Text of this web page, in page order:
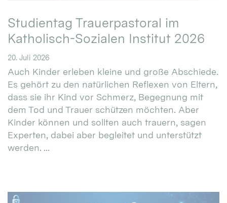
Studientag Trauerpastoral im
Katholisch-Sozialen Institut 2026
20. Juli 2026
Auch Kinder erleben kleine und große Abschiede.
Es gehört zu den natürlichen Reflexen von Eltern,
dass sie ihr Kind vor Schmerz, Begegnung mit
dem Tod und Trauer schützen möchten. Aber
Kinder können und sollten auch trauern, sagen
Experten, dabei aber begleitet und unterstützt
werden. ...